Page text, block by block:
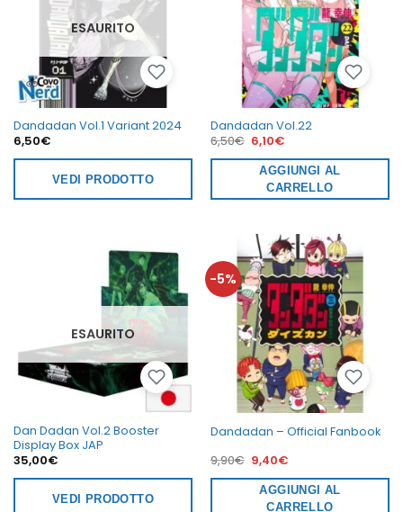
ESAURITO
Dandadan Vol.1 Variant 2024
6,50€
VEDI PRODOTTO
Dandadan Vol.22
6,50€ Il
prezzo
originale
era:
6,50€.
6,10€Il
attuale
è:
6,10€.
AGGIUNGI AL
CARRELLO
ESAURITO
Dan Dadan Vol.2 Booster
Display Box JAP
35,00€
VEDI PRODOTTO
-5%
Dandadan – Official Fanbook
9,90€ Il
prezzo
originale
era:
9,90€.
9,40€Il
attuale
è:
9,40€.
AGGIUNGI AL
CARRELLO